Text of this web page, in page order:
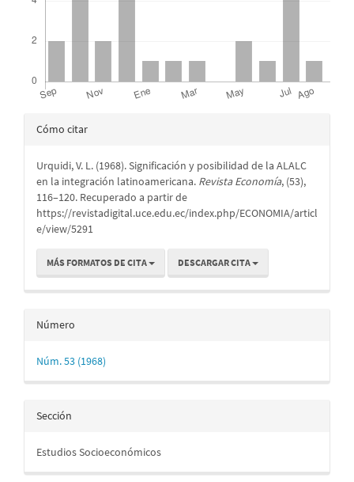
Detalles
artículo
Cómo citar
Urquidi, V. L. (1968). Significación y posibilidad de la ALALC
en la integración latinoamericana. Revista Economía, (53),
116–120. Recuperado a partir de
https://revistadigital.uce.edu.ec/index.php/ECONOMIA/articl
e/view/5291
MÁS FORMATOS DE CITA DESCARGAR CITA
Número
Núm. 53 (1968)
Sección
Estudios Socioeconómicos